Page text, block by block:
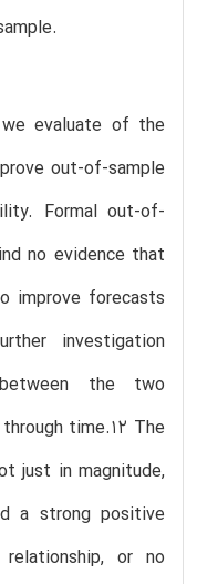
evaluate of the
out-of-sample
Formal out-of-
no evidence that
improve forecasts
investigation
the two
time.12 The
just in magnitude,
a strong positive
or no